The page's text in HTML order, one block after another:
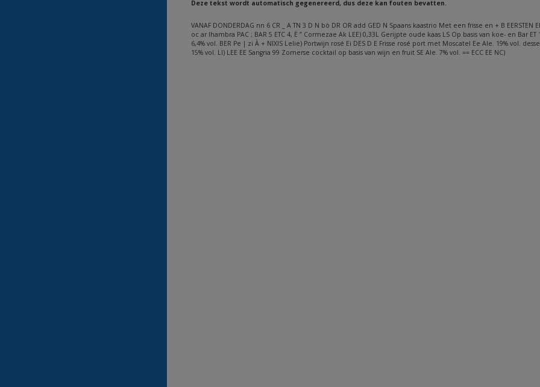
Deze tekst wordt automatisch gegenereerd, dus deze kan fouten bevatten.
VANAF DONDERDAG nn 6 CR _ A TN 3 D N bò DR OR add GED N Spaans kaastrio Met een frisse en + B
oc ar Ihambra PAC ; BAR 5 ETC 4, Ë ” Cormezae Ak LEE) 0,33L Gerijpte oude kaas LS Op basis van koe- en Bar
6,4% vol. BER Pe | zi À + NIXIS Lelie) Portwijn rosé Ei DES D E Frisse rosé port met Moscatel Ee Ale. 19% vol.
15% vol. LI) LEE EE Sangria 99 Zomerse cocktail op basis van wijn en fruit SE Ale. 7% vol. == ECC EE NC)